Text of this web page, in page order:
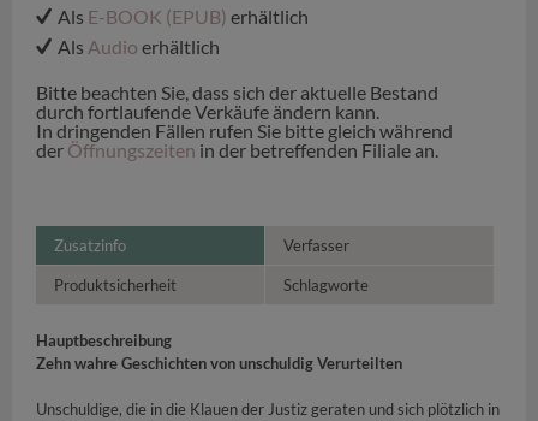
Als E-BOOK (EPUB) erhältlich
Als Audio erhältlich
Bitte beachten Sie, dass sich der aktuelle Bestand
durch fortlaufende Verkäufe ändern kann.
In dringenden Fällen rufen Sie bitte gleich während
der Öffnungszeiten in der betreffenden Filiale an.
Zusatzinfo Verfasser
Produktsicherheit Schlagworte
Hauptbeschreibung
Zehn wahre Geschichten von unschuldig Verurteilten
Unschuldige, die in die Klauen der Justiz geraten und sich plötzlich in